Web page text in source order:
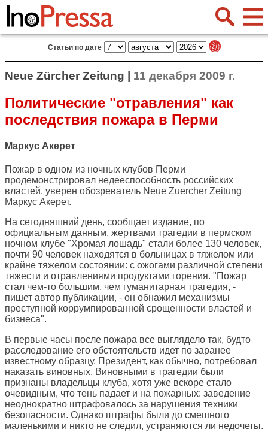
Статьи по дате
Neue Zürcher Zeitung | 11 декабря 2009 г.
Политические "отравления" как
последствия пожара в Перми
Маркус Акерет
Пожар в одном из ночных клубов Перми
продемонстрировал недееспособность российских
властей, уверен обозреватель Neue Zuercher Zeitung
Маркус Акерет.
На сегодняшний день, сообщает издание, по
официальным данным, жертвами трагедии в пермском
ночном клубе "Хромая лошадь" стали более 130 человек,
почти 90 человек находятся в больницах в тяжелом или
крайне тяжелом состоянии: с ожогами различной степени
тяжести и отравлениями продуктами горения. "Пожар
стал чем-то большим, чем гуманитарная трагедия, -
пишет автор публикации, - он обнажил механизмы
преступной коррумпированной срощенности властей и
бизнеса".
В первые часы после пожара все выглядело так, будто
расследование его обстоятельств идет по заранее
известному образцу. Президент, как обычно, потребовал
наказать виновных. Виновными в трагедии были
признаны владельцы клуба, хотя уже вскоре стало
очевидным, что тень падает и на пожарных: заведение
неоднократно штрафовалось за нарушения техники
безопасности. Однако штрафы были до смешного
маленькими и никто не следил, устраняются ли недочеты.